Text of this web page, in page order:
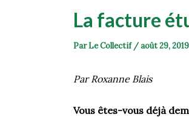
La facture
ParLe Collectif /août 29, 2019
Par Roxanne Blais
Vous êtes-vous déjà